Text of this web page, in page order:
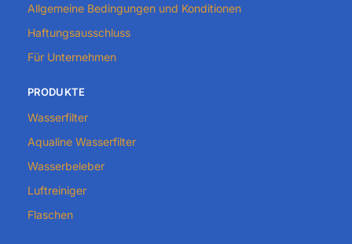
Allgemeine Bedingungen und Konditionen
Haftungsausschluss
Für Unternehmen
PRODUKTE
Wasserfilter
Aqualine Wasserfilter
Wasserbeleber
Luftreiniger
Flaschen